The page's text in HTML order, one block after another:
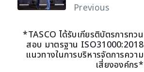
Previous
*TASCO ได้รับเกียรติบัตรการทวน
สอบ มาตรฐาน ISO31000:2018
แนวทางในการบริหารจัดการความ
เสี่ยงองค์กร*